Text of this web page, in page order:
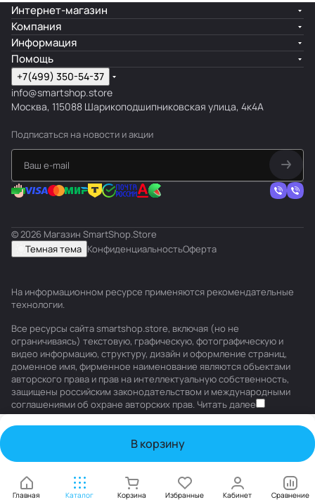
В корзину
Главная Каталог Корзина Избранные Кабинет Сравнение
Интернет-магазин
Компания
Информация
Помощь
+7(499) 350-54-37
info@smartshop.store
Москва, 115088 Шарикоподшипниковская улица, 4к4А
Подписаться на новости и акции
© 2026 Магазин SmartShop.Store
Темная тема КонфиденциальностьОферта
На информационном ресурсе применяются рекомендательные
технологии.
Все ресурсы сайта smartshop.store, включая (но не
ограничиваясь) текстовую, графическую, фотографическую и
видео информацию, структуру, дизайн и оформление страниц,
доменное имя, фирменное наименование являются объектами
авторского права и прав на интеллектуальную собственность,
защищены российским законодательством и международными
соглашениями об охране авторских прав. Читать далее